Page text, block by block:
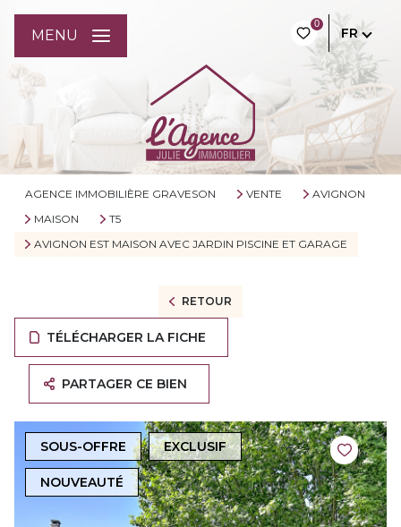
0
FR
MENU
AGENCE IMMOBILIÈRE GRAVESON VENTE
AVIGNON
MAISON
T5
AVIGNON EST MAISON AVEC JARDIN PISCINE ET GARAGE
RETOUR
TÉLÉCHARGER LA FICHE
PARTAGER CE BIEN
SOUS-OFFRE EXCLUSIF
NOUVEAUTÉ